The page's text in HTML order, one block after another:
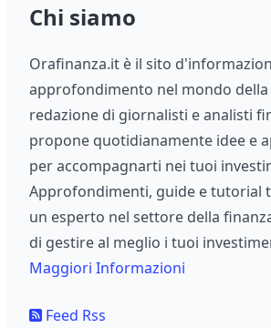
Chi siamo
Orafinanza.it è il sito
approfondimento nel mondo della
redazione di giornalisti e analisti
propone quotidianamente idee e
per accompagnarti nei tuoi
Approfondimenti, guide e tutorial
un esperto nel settore della
di gestire al meglio i tuoi
Maggiori Informazioni
Feed Rss